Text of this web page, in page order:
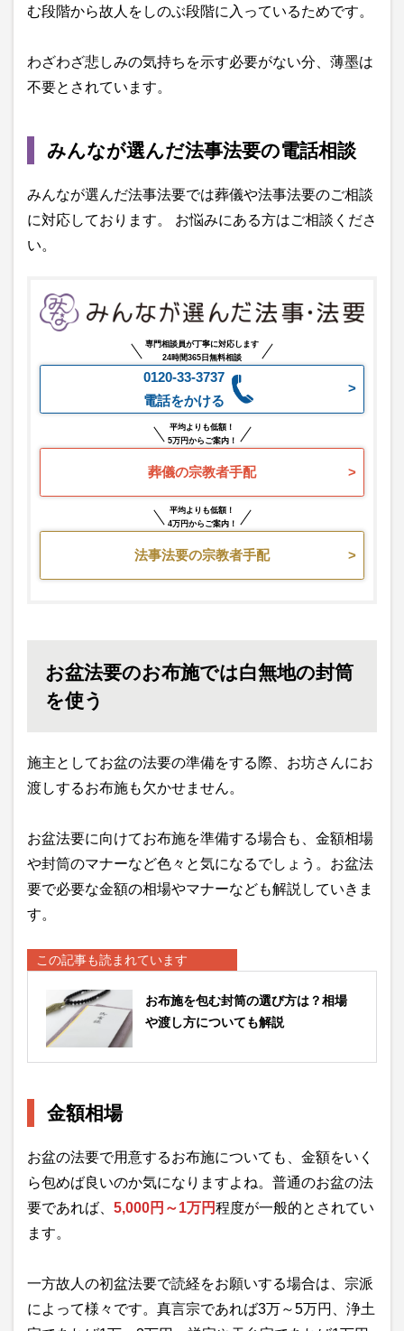
む段階から故人をしのぶ段階に入っているためです。
わざわざ悲しみの気持ちを示す必要がない分、薄墨は
不要とされています。
みんなが選んだ法事法要の電話相談
みんなが選んだ法事法要では葬儀や法事法要のご相談
に対応しております。 お悩みにある方はご相談くださ
い。
専門相談員が丁寧に対応します
24時間365日無料相談
0120-33-3737
電話をかける
平均よりも低額！
5万円からご案内！
葬儀の宗教者手配
平均よりも低額！
4万円からご案内！
法事法要の宗教者手配
お盆法要のお布施では白無地の封筒
を使う
施主としてお盆の法要の準備をする際、お坊さんにお
渡しするお布施も欠かせません。
お盆法要に向けてお布施を準備する場合も、金額相場
や封筒のマナーなど色々と気になるでしょう。お盆法
要で必要な金額の相場やマナーなども解説していきま
す。
この記事も読まれています
お布施を包む封筒の選び方は？相場
や渡し方についても解説
金額相場
お盆の法要で用意するお布施についても、金額をいく
ら包めば良いのか気になりますよね。普通のお盆の法
要であれば、 5,000円～1万円程度が一般的とされてい
ます。
一方故人の初盆法要で読経をお願いする場合は、宗派
によって様々です。真言宗であれば3万～5万円、浄土